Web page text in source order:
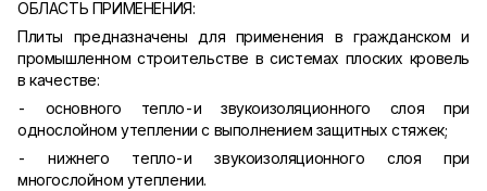
ОБЛАСТЬ ПРИМЕНЕНИЯ:
Плиты предназначены для применения в гражданском и
промышленном строительстве в системах плоских кровель
в качестве:
- основного тепло-и звукоизоляционного слоя при
однослойном утеплении с выполнением защитных стяжек;
- нижнего тепло-и звукоизоляционного слоя при
многослойном утеплении.